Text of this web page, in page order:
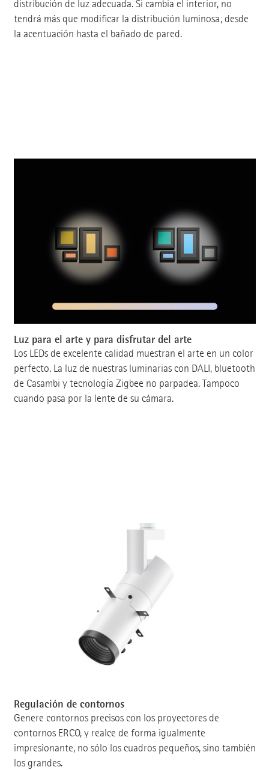
distribución de luz adecuada. Si cambia el interior, no
tendrá más que modificar la distribución luminosa; desde
la acentuación hasta el bañado de pared.
Luz para el arte y para disfrutar del arte
Los LEDs de excelente calidad muestran el arte en un color
perfecto. La luz de nuestras luminarias con DALI, bluetooth
de Casambi y tecnología Zigbee no parpadea. Tampoco
cuando pasa por la lente de su cámara.
Regulación de contornos
Genere contornos precisos con los proyectores de
contornos ERCO, y realce de forma igualmente
impresionante, no sólo los cuadros pequeños, sino también
los grandes.